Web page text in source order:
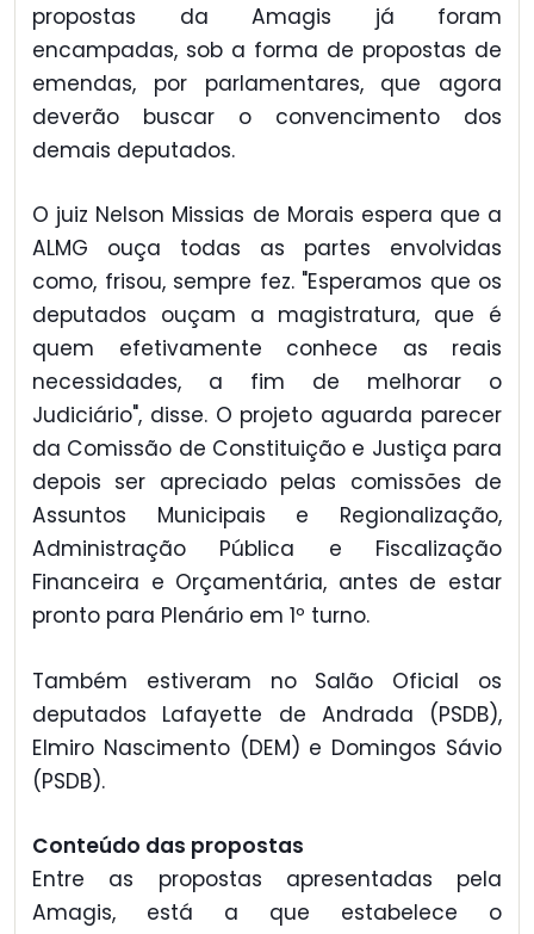
propostas da Amagis já foram
encampadas, sob a forma de propostas de
emendas, por parlamentares, que agora
deverão buscar o convencimento dos
demais deputados.
O juiz Nelson Missias de Morais espera que a
ALMG ouça todas as partes envolvidas
como, frisou, sempre fez. "Esperamos que os
deputados ouçam a magistratura, que é
quem efetivamente conhece as reais
necessidades, a fim de melhorar o
Judiciário", disse. O projeto aguarda parecer
da Comissão de Constituição e Justiça para
depois ser apreciado pelas comissões de
Assuntos Municipais e Regionalização,
Administração Pública e Fiscalização
Financeira e Orçamentária, antes de estar
pronto para Plenário em 1º turno.
Também estiveram no Salão Oficial os
deputados Lafayette de Andrada (PSDB),
Elmiro Nascimento (DEM) e Domingos Sávio
(PSDB).
Conteúdo das propostas
Entre as propostas apresentadas pela
Amagis, está a que estabelece o